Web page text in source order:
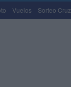
Vuelos Sorteo